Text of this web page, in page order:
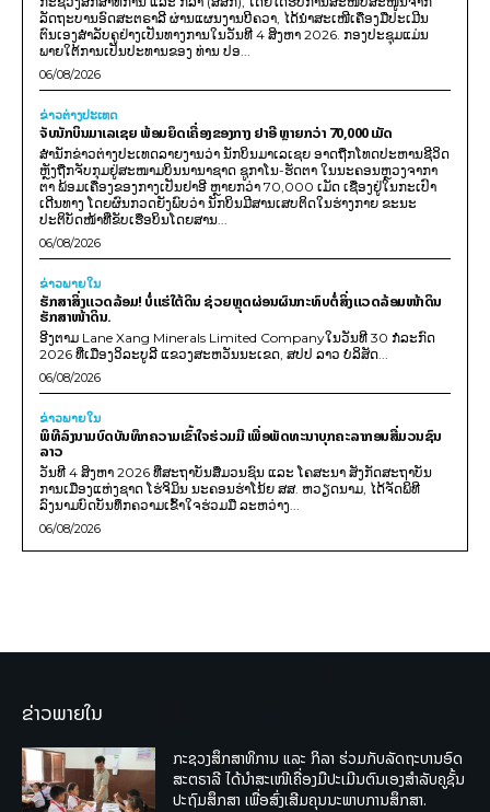
ລັດຖະບານອົດສະຕຣາລີ ຜ່ານແຜນງານບີຄວາ, ໄດ້ນຳສະເໜີເຄື່ອງມືປະເມີນ
ຕົນເອງສຳລັບຄູຢ່າງເປັນທາງການໃນວັນທີ 4 ສິງຫາ 2026. ກອງປະຊຸມແມ່ນ
ພາຍໃຕ້ການເປັນປະທານຂອງ ທ່ານ ປອ...
06/08/2026
ຂ່າວຕ່າງປະເທດ
ຈັບນັກບິນມາເລເຊຍ ພ້ອມຍຶດເຄື່ອງຂອງກາງ ຢາອີ ຫຼາຍກວ່າ 70,000 ເມັດ
ສຳນັກຂ່າວຕ່າງປະເທດລາຍງານວ່າ ນັກບິນມາເລເຊຍ ອາດຖືກໂທດປະຫານຊີວິດ
ຫຼັງຖືກຈັບກຸມຢູ່ສະໜາມບິນນານາຊາດ ຊູກາໂນ-ຮັດຕາ ໃນນະຄອນຫຼວງຈາກາ
ຕາ ພ້ອມເຄື່ອງຂອງກາງເປັນຢາອີ ຫຼາຍກວ່າ 70,000 ເມັດ ເຊື່ອງຢູ່ໃນກະເປົາ
ເດີນທາງ ໂດຍຜົນກວດຍັງພົບວ່າ ນັກບິນມີສານເສບຕິດໃນຮ່າງກາຍ ຂະນະ
ປະຕິບັດໜ້າທີ່ຂັບເຮືອບິນໂດຍສານ...
06/08/2026
ຂ່າວພາຍ​ໃນ
ຮັກສາສິ່ງແວດລ້ອມ! ບໍ່ແຮ່ໃຕ້ດິນ ຊ່ວຍຫຼຸດຜ່ອນຜົນກະທົບຕໍ່ສິ່ງແວດລ້ອມໜ້າດິນ
ຮັກສາໜ້າດິນ.
ອີງຕາມ Lane Xang Minerals Limited Companyໃນວັນທີ 30 ກໍລະກົດ
2026 ທີ່ເມືອງວິລະບູລີ ແຂວງສະຫວັນນະເຂດ, ສປປ ລາວ ບໍລິສັດ...
06/08/2026
ຂ່າວພາຍ​ໃນ
ພິທີລົງນາມບົດບັນທຶກຄວາມເຂົ້າໃຈຮ່ວມມື ເພື່ອພັດທະນາບຸກຄະລາກອນສື່ມວນຊົນ
ລາວ
ວັນທີ 4 ສິງຫາ 2026 ທີ່ສະຖາບັນສື່ມວນຊົນ ແລະ ໂຄສະນາ ສັງກັດສະຖາບັນ
ການເມືອງແຫ່ງຊາດ ໂຮ່ຈິມິນ ນະຄອນຮ່າໂນ້ຍ ສສ. ຫວຽດນາມ, ໄດ້ຈັດພິທີ
ລົງນາມບົດບັນທຶກຄວາມເຂົ້າໃຈຮ່ວມມື ລະຫວ່າງ...
06/08/2026
ຂ່າວພາຍໃນ
ກະຊວງສຶກສາທິການ ແລະ ກິລາ ຮ່ວມກັບລັດຖະບານອົດ
ສະຕຣາລີ ໄດ້ນຳສະເໜີເຄື່ອງມືປະເມີນຕົນເອງສຳລັບຄູຊັ້ນ
ປະຖົມສຶກສາ ເພື່ອສົ່ງເສີມຄຸນນະພາບການສຶກສາ.